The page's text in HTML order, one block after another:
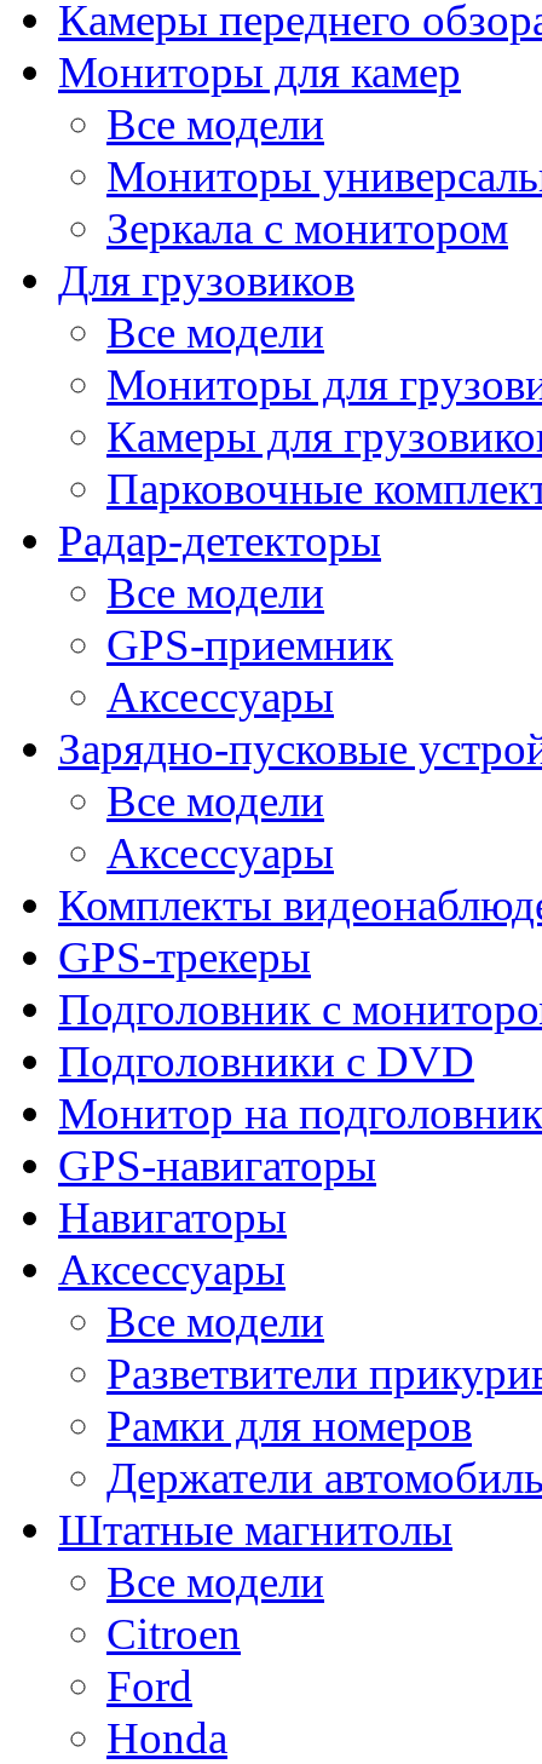
Камеры переднего
Мониторы для камер
Все модели
Мониторы
Зеркала с монитором
Для грузовиков
Все модели
Мониторы для
Камеры для
Парковочные
Радар-детекторы
Все модели
GPS-приемник
Аксессуары
Зарядно-пусковые
Все модели
Аксессуары
Комплекты
GPS-трекеры
Подголовник с
Подголовники с DVD
Монитор на подголовник
GPS-навигаторы
Навигаторы
Аксессуары
Все модели
Разветвители
Рамки для номеров
Держатели
Штатные магнитолы
Все модели
Citroen
Ford
Honda